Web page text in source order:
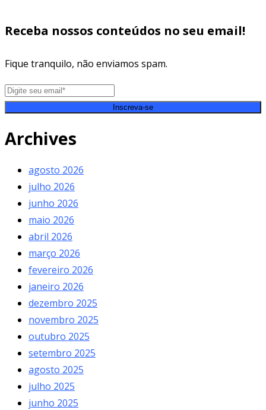
Receba nossos conteúdos no seu email!
Fique tranquilo, não enviamos spam.
Inscreva-se
Archives
agosto 2026
julho 2026
junho 2026
maio 2026
abril 2026
março 2026
fevereiro 2026
janeiro 2026
dezembro 2025
novembro 2025
outubro 2025
setembro 2025
agosto 2025
julho 2025
junho 2025